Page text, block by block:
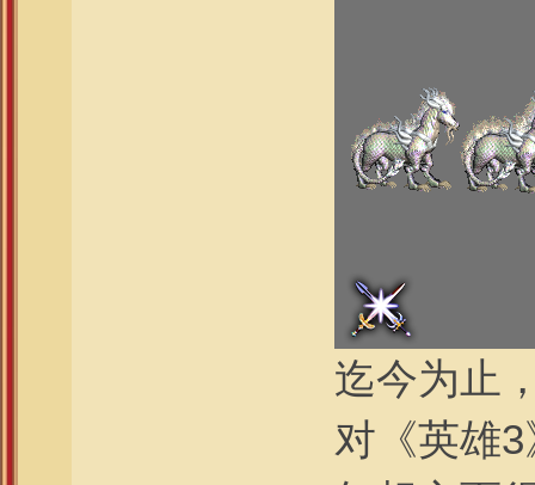
迄今为止
对《英雄